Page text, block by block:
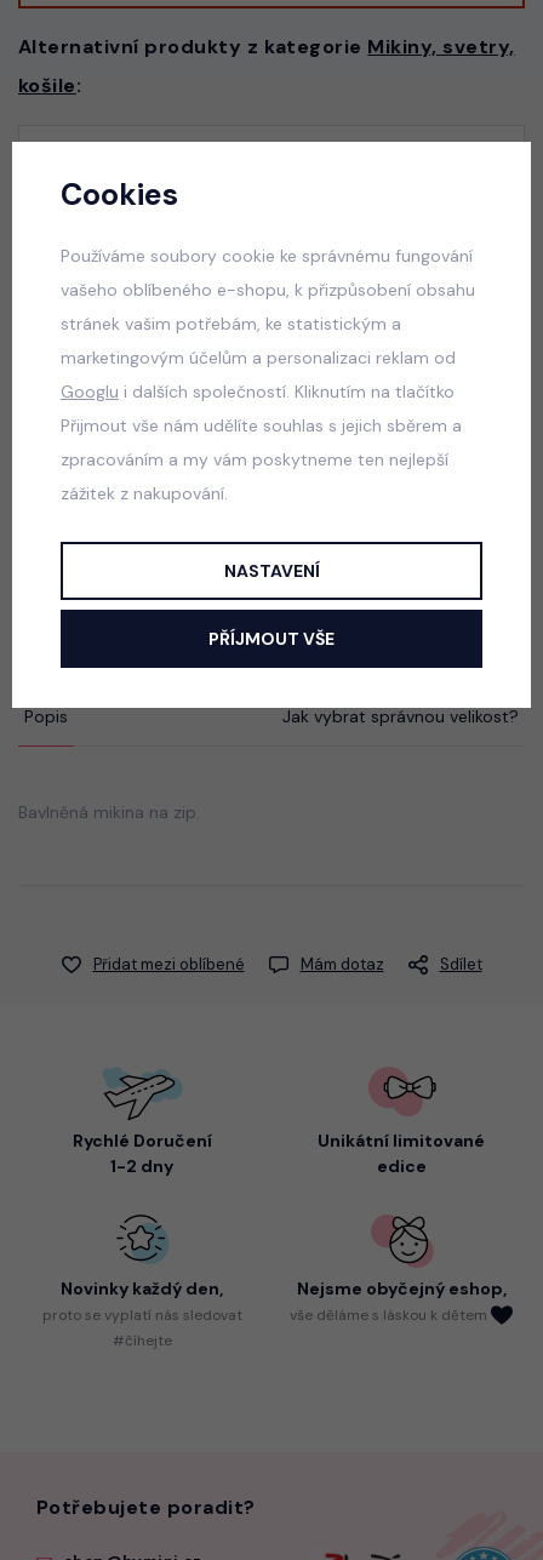
Alternativní produkty z kategorie Mikiny, svetry,
košile:
skladem
Squishy dumpling mikina ERA tmavě růžová
skladem
529 Kč
Squishy dumpling soft velur souprava černá
Popis Jak vybrat správnou velikost?
Bavlněná mikina na zip.
Přidat mezi oblíbené Mám dotaz Sdílet
Rychlé Doručení
1-2 dny
Unikátní limitované
edice
Novinky každý den,
protose vyplatí nás sledovat
#číhejte
Nejsme obyčejný eshop,
vše děláme s láskou k dětem
Potřebujete poradit?
Cookies
Používáme soubory cookie ke správnému fungování
vašeho oblíbeného e-shopu, k přizpůsobení obsahu
stránek vašim potřebám, ke statistickým a
marketingovým účelům a personalizaci reklam od
Googlu i dalších společností. Kliknutím na tlačítko
Přijmout vše nám udělíte souhlas s jejich sběrem a
zpracováním a my vám poskytneme ten nejlepší
zážitek z nakupování.
NASTAVENÍ
PŘÍJMOUT VŠE